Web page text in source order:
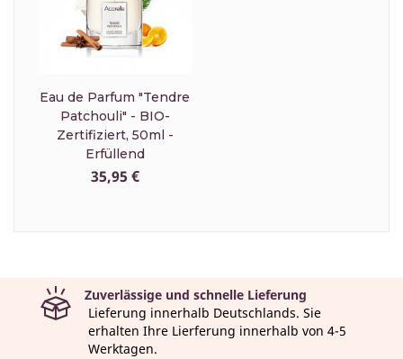
Eau de Parfum "Tendre
Patchouli" - BIO-
Zertifiziert, 50ml -
Erfüllend
35,95 €
Zuverlässige und schnelle Lieferung
Lieferung innerhalb Deutschlands. Sie
erhalten Ihre Lierferung innerhalb von 4-5
Werktagen.